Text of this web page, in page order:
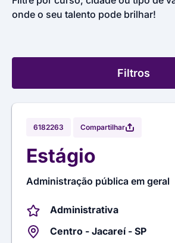
onde o seu talento pode brilhar!
Filtros
6182263 Compartilhar
Estágio
Administração pública em geral
Administrativa
Centro - Jacareí - SP